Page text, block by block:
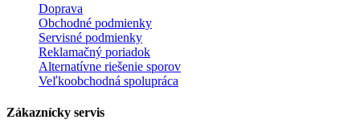
Doprava
Obchodné podmienky
Servisné podmienky
Reklamačný poriadok
Alternatívne riešenie sporov
Veľkoobchodná spolupráca
Zákaznícky servis